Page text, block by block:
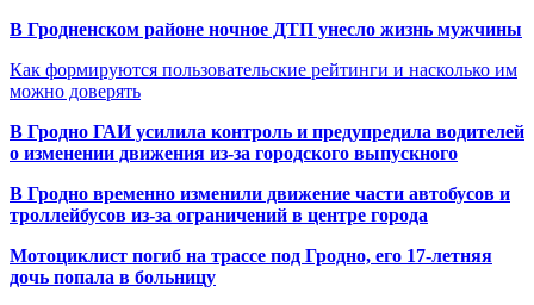
В Гродненском районе ночное ДТП унесло жизнь мужчины
Как формируются пользовательские рейтинги и насколько им
можно доверять
В Гродно ГАИ усилила контроль и предупредила водителей
о изменении движения из-за городского выпускного
В Гродно временно изменили движение части автобусов и
троллейбусов из-за ограничений в центре города
Мотоциклист погиб на трассе под Гродно, его 17-летняя
дочь попала в больницу